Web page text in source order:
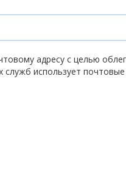
адресу с целью
использует почтовые